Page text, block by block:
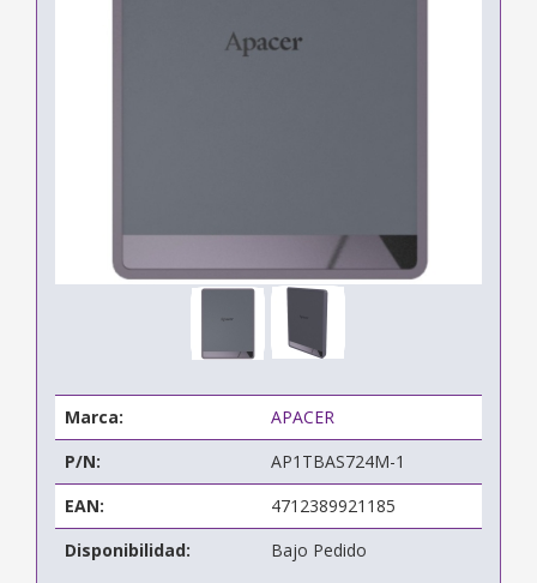
Marca:
APACER
P/N:
AP1TBAS724M-1
EAN:
4712389921185
Disponibilidad:
Bajo Pedido